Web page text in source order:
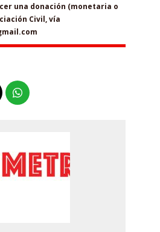
una donación (monetaria o
Civil, vía